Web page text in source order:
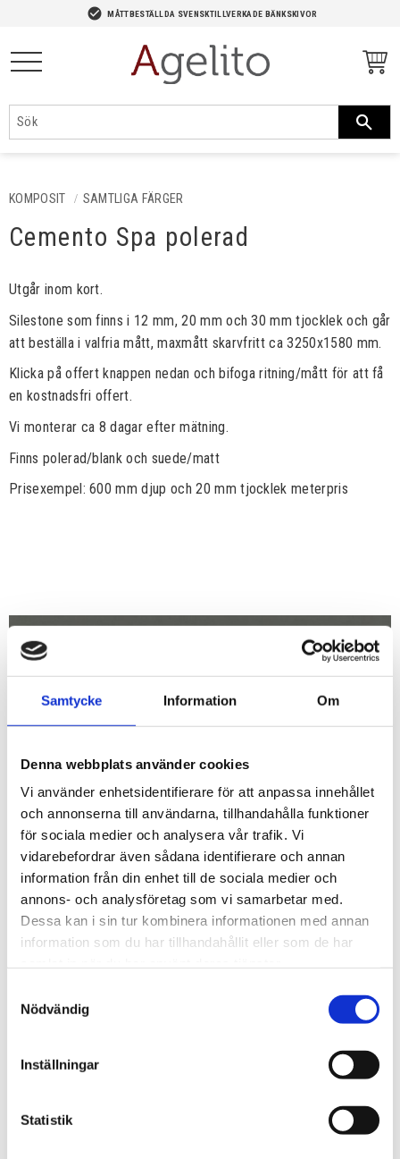
Samtycke Information Om
Denna webbplats använder cookies
Vi använder enhetsidentifierare för att anpassa innehållet
och annonserna till användarna, tillhandahålla funktioner
för sociala medier och analysera vår trafik. Vi
vidarebefordrar även sådana identifierare och annan
information från din enhet till de sociala medier och
annons- och analysföretag som vi samarbetar med.
Dessa kan i sin tur kombinera informationen med annan
information som du har tillhandahållit eller som de har
Nödvändig
Inställningar
Statistik
check_circle MÅTTBESTÄLLDA SVENSKTILLVERKADE BÄNKSKIVOR
KOMPOSIT SAMTLIGA FÄRGER
Cemento Spa polerad
Utgår inom kort.
Silestone som finns i 12 mm, 20 mm och 30 mm tjocklek och går
att beställa i valfria mått, maxmått skarvfritt ca 3250x1580 mm.
Klicka på offert knappen nedan och bifoga ritning/mått för att få
en kostnadsfri offert.
Vi monterar ca 8 dagar efter mätning.
Finns polerad/blank och suede/matt
Prisexempel: 600 mm djup och 20 mm tjocklek meterpris
3 190,00